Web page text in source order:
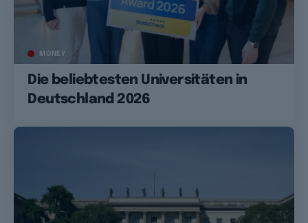
MONEY
Die beliebtesten Universitäten in
Deutschland 2026